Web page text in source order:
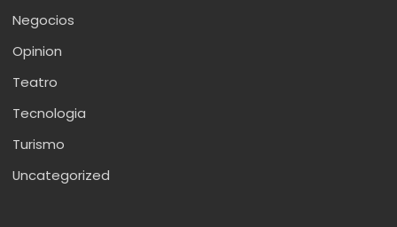
Negocios
Opinion
Teatro
Tecnologia
Turismo
Uncategorized